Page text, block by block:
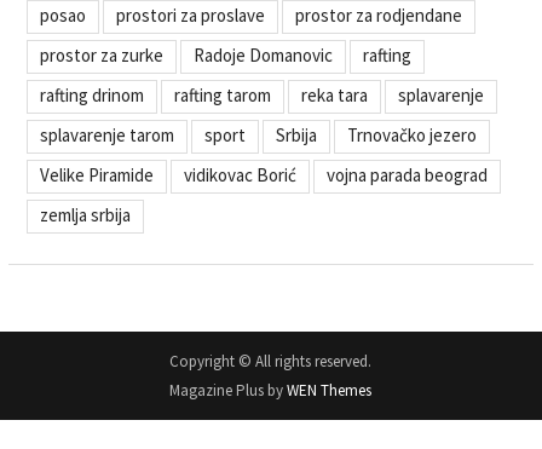
posao
prostori za proslave
prostor za rodjendane
prostor za zurke
Radoje Domanovic
rafting
rafting drinom
rafting tarom reka tara
splavarenje
splavarenje tarom
sport Srbija
Trnovačko jezero
Velike Piramide
vidikovac Borić
vojna parada beograd
zemlja srbija
Copyright © All rights reserved.
Magazine Plus byWEN Themes